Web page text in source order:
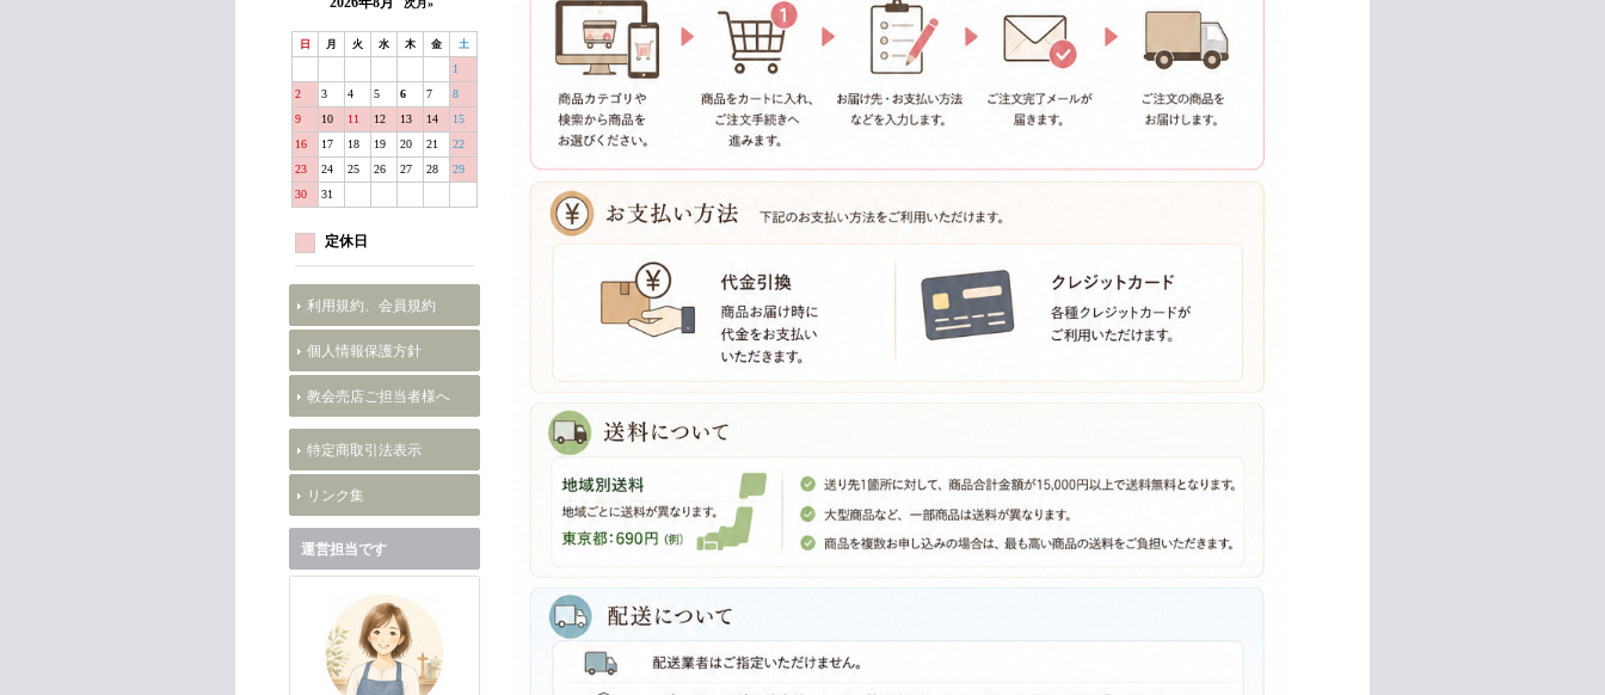
次月»
日 月 火 水 木 金 土
1
2
3 4 5 6 7
8
9
10 11 12 13 14
15
16
17 18 19 20 21
22
23
24 25 26 27 28
29
30
31
定休日
利用規約、会員規約
個人情報保護方針
教会売店ご担当者様へ
特定商取引法表示
リンク集
運営担当です